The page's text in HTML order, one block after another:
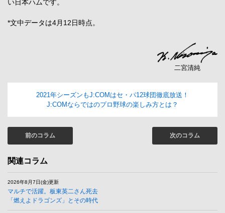
い日本ハムです。
*文中データは4月12日時点。
二宮清純
2021年シーズンもJ:COMはセ・パ12球団徹底放送！
J:COMならではのプロ野球の楽しみ方とは？
前のコラム 次のコラム
関連コラム
2026年8月7日(金)更新
マルチで活躍。板東英二さん死去
「燃えよドラゴンズ」とその時代